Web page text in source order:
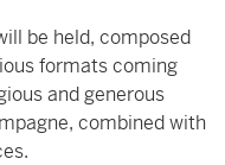
be held, composed
formats coming
and generous
combined with